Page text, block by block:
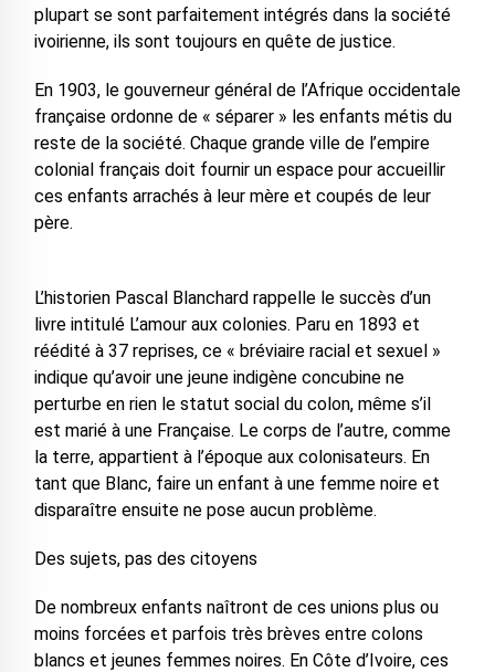
plupart se sont parfaitement intégrés dans la société
ivoirienne, ils sont toujours en quête de justice.
En 1903, le gouverneur général de l’Afrique occidentale
française ordonne de « séparer » les enfants métis du
reste de la société. Chaque grande ville de l’empire
colonial français doit fournir un espace pour accueillir
ces enfants arrachés à leur mère et coupés de leur
père.
L’historien Pascal Blanchard rappelle le succès d’un
livre intitulé L’amour aux colonies. Paru en 1893 et
réédité à 37 reprises, ce « bréviaire racial et sexuel »
indique qu’avoir une jeune indigène concubine ne
perturbe en rien le statut social du colon, même s’il
est marié à une Française. Le corps de l’autre, comme
la terre, appartient à l’époque aux colonisateurs. En
tant que Blanc, faire un enfant à une femme noire et
disparaître ensuite ne pose aucun problème.
Des sujets, pas des citoyens
De nombreux enfants naîtront de ces unions plus ou
moins forcées et parfois très brèves entre colons
blancs et jeunes femmes noires. En Côte d’Ivoire, ces